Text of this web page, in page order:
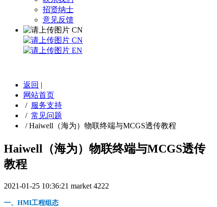
招贤纳士
意见反馈
CN
CN
EN
返回 |
网站首页
/ 服务支持
/ 常见问题
/Haiwell（海为）物联终端与MCGS透传教程
Haiwell（海为）物联终端与MCGS透传
教程
2021-01-25 10:36:21 market 4222
一、HMI工程组态